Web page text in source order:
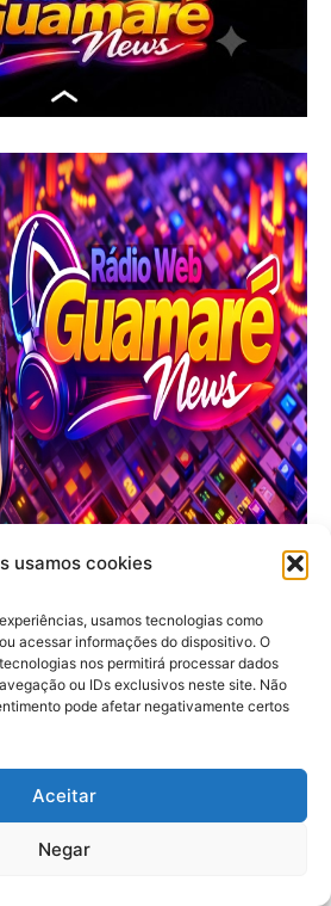
usamos cookies
usamos tecnologias como
acessar informações do dispositivo. O
nos permitirá processar dados
ou IDs exclusivos neste site. Não
pode afetar negativamente certos
Aceitar
Negar